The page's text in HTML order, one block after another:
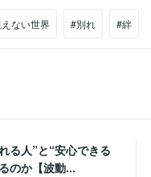
ない世界 #別れ #絆
る人”と“安心できる
のか【波動...